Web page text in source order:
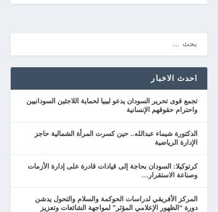
احدث الاخبار
تجمع قوى تحرير السودان يدعو ليبيا لحماية اللاجئين السودانيين
واحترام حقوقهم الإنسانية
الدكتورة شيماء عبدالله.. حين كسرت المرأة الشمالية حاجز
الإدارة الرياضية
كرتوكيلا: السودان بحاجة إلى قيادات قادرة على إدارة الأزمات
وصناعة الاستقرار…
المركز الأفريقي لدراسات الحوكمة والسلام والتحول يدشن
دورة “الظهور الإعلامي المؤثر” لمواجهة الشائعات وتعزيز